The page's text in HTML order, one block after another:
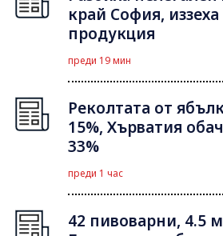
край София,
продукция
преди 19 мин
Реколтата от
15%, Хърватия
33%
преди 1 час
42 пивоварни, 4.5